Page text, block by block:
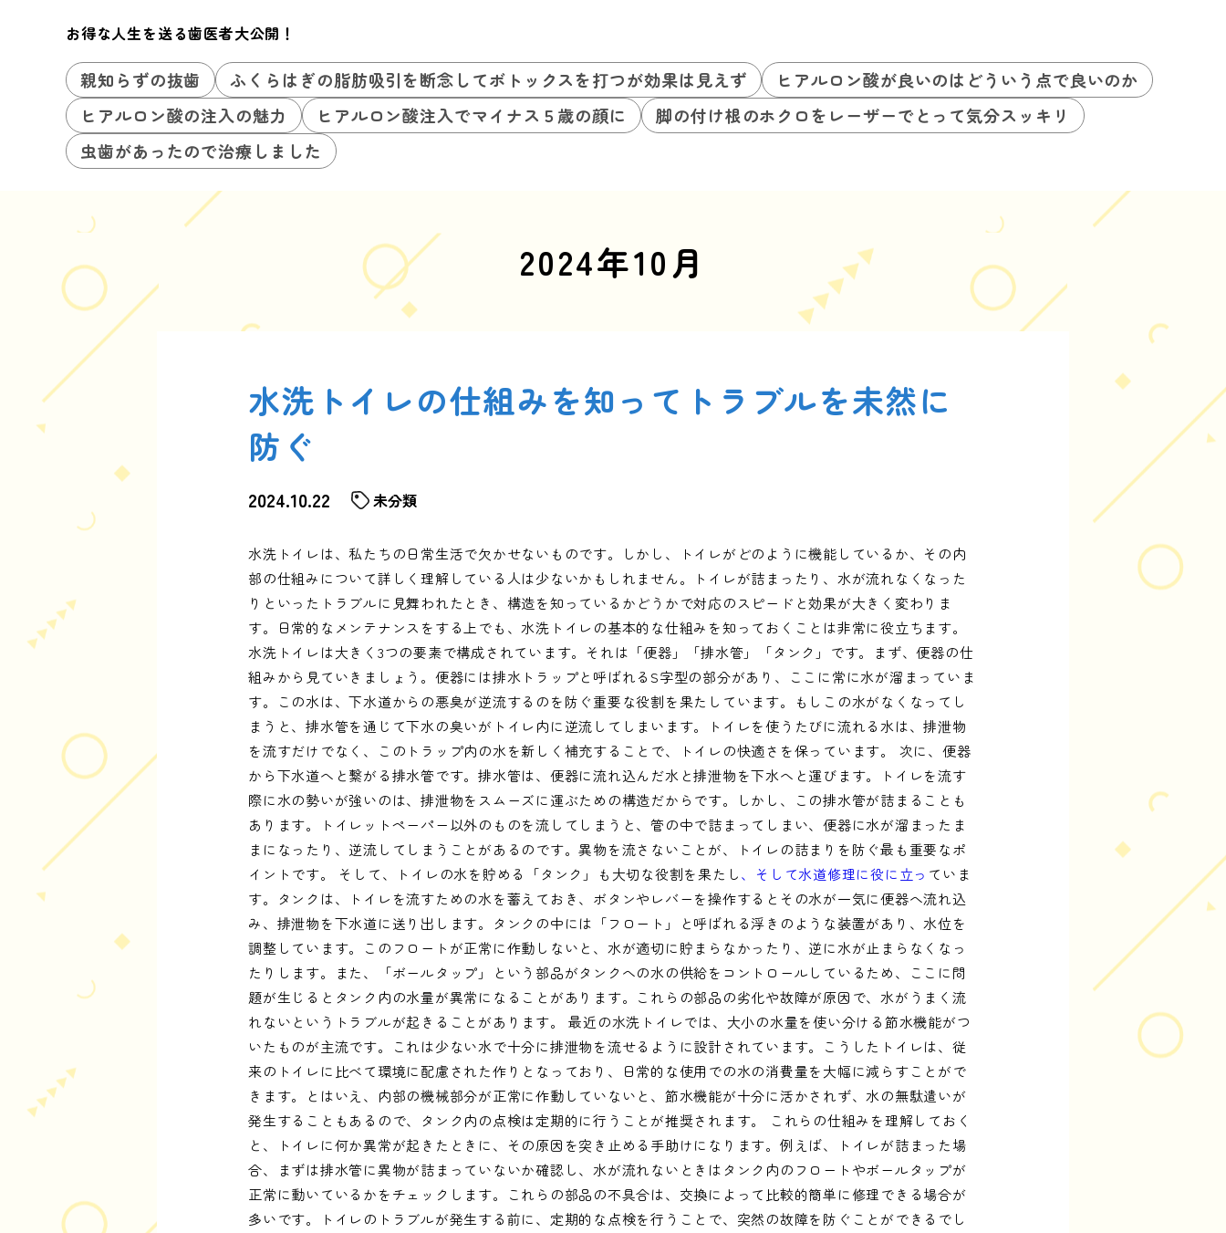
お得な人生を送る歯医者大公開！
親知らずの抜歯 ふくらはぎの脂肪吸引を断念してボトックスを打つが効果は見えず
ヒアルロン酸が良いのはどういう点で良いのか
ヒアルロン酸の注入の魅力
ヒアルロン酸注入でマイナス５歳の顔に
脚の付け根のホクロをレーザーでとって気分スッキリ
虫歯があったので治療しました
2024年10月
水洗トイレの仕組みを知ってトラブルを未然に
防ぐ
2024.10.22 未分類
水洗トイレは、私たちの日常生活で欠かせないものです。しかし、トイレがどのように機能しているか、その内
部の仕組みについて詳しく理解している人は少ないかもしれません。トイレが詰まったり、水が流れなくなった
りといったトラブルに見舞われたとき、構造を知っているかどうかで対応のスピードと効果が大きく変わりま
す。日常的なメンテナンスをする上でも、水洗トイレの基本的な仕組みを知っておくことは非常に役立ちます。
水洗トイレは大きく3つの要素で構成されています。それは「便器」「排水管」「タンク」です。まず、便器の仕
組みから見ていきましょう。便器には排水トラップと呼ばれるS字型の部分があり、ここに常に水が溜まっていま
す。この水は、下水道からの悪臭が逆流するのを防ぐ重要な役割を果たしています。もしこの水がなくなってし
まうと、排水管を通じて下水の臭いがトイレ内に逆流してしまいます。トイレを使うたびに流れる水は、排泄物
を流すだけでなく、このトラップ内の水を新しく補充することで、トイレの快適さを保っています。 次に、便器
から下水道へと繋がる排水管です。排水管は、便器に流れ込んだ水と排泄物を下水へと運びます。トイレを流す
際に水の勢いが強いのは、排泄物をスムーズに運ぶための構造だからです。しかし、この排水管が詰まることも
あります。トイレットペーパー以外のものを流してしまうと、管の中で詰まってしまい、便器に水が溜まったま
まになったり、逆流してしまうことがあるのです。異物を流さないことが、トイレの詰まりを防ぐ最も重要なポ
イントです。 そして、トイレの水を貯める「タンク」も大切な役割を果たし、そして水道修理に役に立っ ていま
す。タンクは、トイレを流すための水を蓄えておき、ボタンやレバーを操作するとその水が一気に便器へ流れ込
み、排泄物を下水道に送り出します。タンクの中には「フロート」と呼ばれる浮きのような装置があり、水位を
調整しています。このフロートが正常に作動しないと、水が適切に貯まらなかったり、逆に水が止まらなくなっ
たりします。また、「ボールタップ」という部品がタンクへの水の供給をコントロールしているため、ここに問
題が生じるとタンク内の水量が異常になることがあります。これらの部品の劣化や故障が原因で、水がうまく流
れないというトラブルが起きることがあります。 最近の水洗トイレでは、大小の水量を使い分ける節水機能がつ
いたものが主流です。これは少ない水で十分に排泄物を流せるように設計されています。こうしたトイレは、従
来のトイレに比べて環境に配慮された作りとなっており、日常的な使用での水の消費量を大幅に減らすことがで
きます。とはいえ、内部の機械部分が正常に作動していないと、節水機能が十分に活かされず、水の無駄遣いが
発生することもあるので、タンク内の点検は定期的に行うことが推奨されます。 これらの仕組みを理解しておく
と、トイレに何か異常が起きたときに、その原因を突き止める手助けになります。例えば、トイレが詰まった場
合、まずは排水管に異物が詰まっていないか確認し、水が流れないときはタンク内のフロートやボールタップが
正常に動いているかをチェックします。これらの部品の不具合は、交換によって比較的簡単に修理できる場合が
多いです。トイレのトラブルが発生する前に、定期的な点検を行うことで、突然の故障を防ぐことができるでし